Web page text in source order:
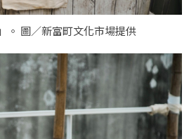
。 圖／新富町文化市場提供